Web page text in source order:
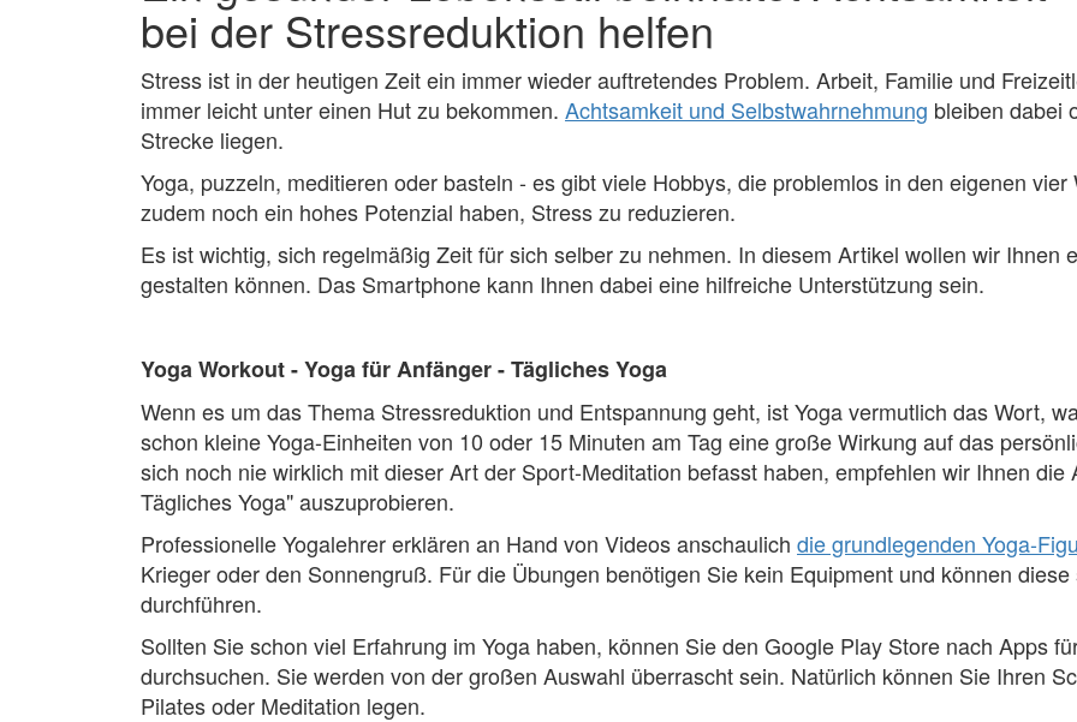
bei der Stressreduktion helfen
Stress ist in der heutigen Zeit ein immer wieder auftretendes Problem. Arbeit, Familie und
immer leicht unter einen Hut zu bekommen. Achtsamkeit und Selbstwahrnehmung bleiben dabei
Strecke liegen.
Yoga, puzzeln, meditieren oder basteln - es gibt viele Hobbys, die problemlos in den eigenen
zudem noch ein hohes Potenzial haben, Stress zu reduzieren.
Es ist wichtig, sich regelmäßig Zeit für sich selber zu nehmen. In diesem Artikel wollen wir Ihnen
gestalten können. Das Smartphone kann Ihnen dabei eine hilfreiche Unterstützung sein.
Yoga Workout - Yoga für Anfänger - Tägliches Yoga
Wenn es um das Thema Stressreduktion und Entspannung geht, ist Yoga vermutlich das Wort,
schon kleine Yoga-Einheiten von 10 oder 15 Minuten am Tag eine große Wirkung auf das
sich noch nie wirklich mit dieser Art der Sport-Meditation befasst haben, empfehlen wir Ihnen die
Tägliches Yoga" auszuprobieren.
Professionelle Yogalehrer erklären an Hand von Videos anschaulich die grundlegenden Yoga-
Krieger oder den Sonnengruß. Für die Übungen benötigen Sie kein Equipment und können
durchführen.
Sollten Sie schon viel Erfahrung im Yoga haben, können Sie den Google Play Store nach Apps
durchsuchen. Sie werden von der großen Auswahl überrascht sein. Natürlich können Sie Ihren
Pilates oder Meditation legen.